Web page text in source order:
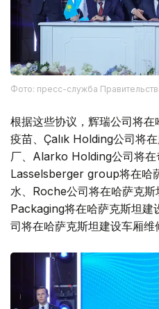
Фото: пресс-служба
根据这些协议，辉瑞公司将
疫苗、Çalık Holding公司将
厂、Alarko Holding公司将在
Lasselsberger group将在哈
水、Roche公司将在哈萨克
Packaging将在哈萨克斯坦
司将在哈萨克斯坦建设车厢维